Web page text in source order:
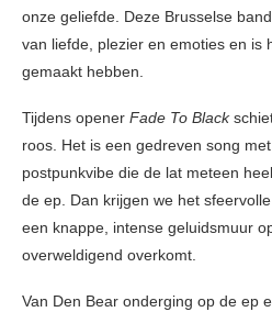
onze geliefde. Deze Brusselse
van liefde, plezier en emoties en is
gemaakt hebben.
Tijdens opener Fade To Black
roos. Het is een gedreven song
postpunkvibe die de lat meteen
de ep. Dan krijgen we het sfeervolle
een knappe, intense geluidsmuur
overweldigend overkomt.
Van Den Bear onderging op de ep